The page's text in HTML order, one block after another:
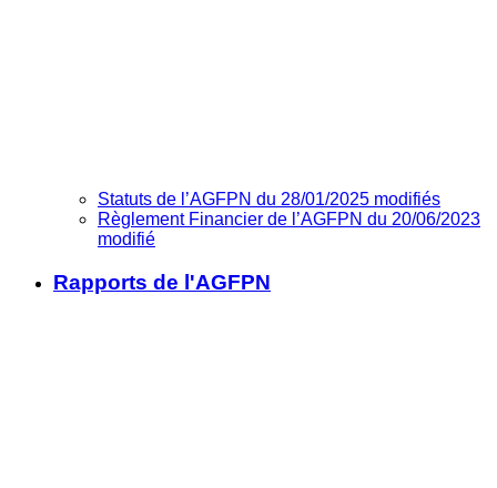
Statuts de l’AGFPN du 28/01/2025 modifiés
Règlement Financier de l’AGFPN du 20/06/2023
modifié
Rapports de l'AGFPN